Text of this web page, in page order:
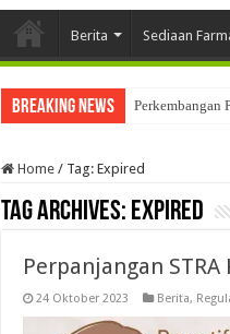
Berita Sediaan
Breaking News Perkembangan
Home / Tag: Expired
Tag Archives: Expired
Perpanjangan
24 Oktober 2023 Berita,